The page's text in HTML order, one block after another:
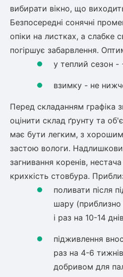
вибирати вікно, що
Безпосередні сонячні
опіки на листках, а слабке
погіршує забарвлення.
у теплий сезон -
взимку - не
Перед складанням графіка
оцінити склад ґрунту та
має бути легким, з
застою вологи.
загнивання коренів,
крихкість стовбура.
поливати після
шару (приблизно
і раз на 10-14
підживлення
раз на 4-6
добривом для